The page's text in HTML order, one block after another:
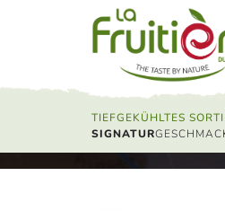
SIGNATUR
TIEFGEKÜHLTES